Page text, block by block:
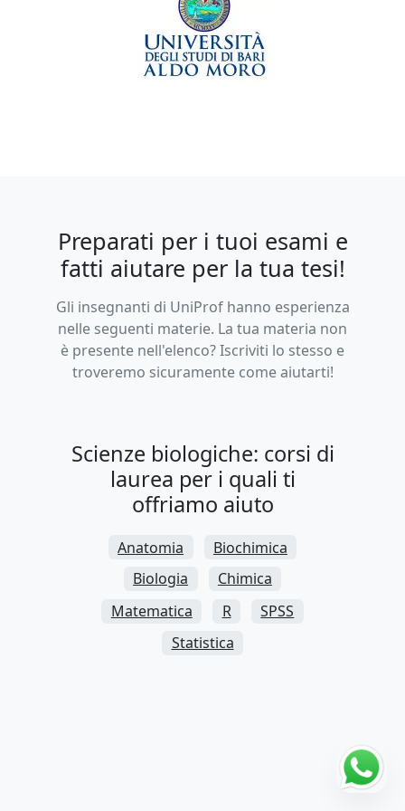
Preparati per i tuoi esami e
fatti aiutare per la tua tesi!
Gli insegnanti di UniProf hanno esperienza
nelle seguenti materie. La tua materia non
è presente nell'elenco? Iscriviti lo stesso e
troveremo sicuramente come aiutarti!
Scienze biologiche: corsi di
laurea per i quali ti
offriamo aiuto
Anatomia
Biochimica
Biologia
Chimica
Matematica
R
SPSS
Statistica